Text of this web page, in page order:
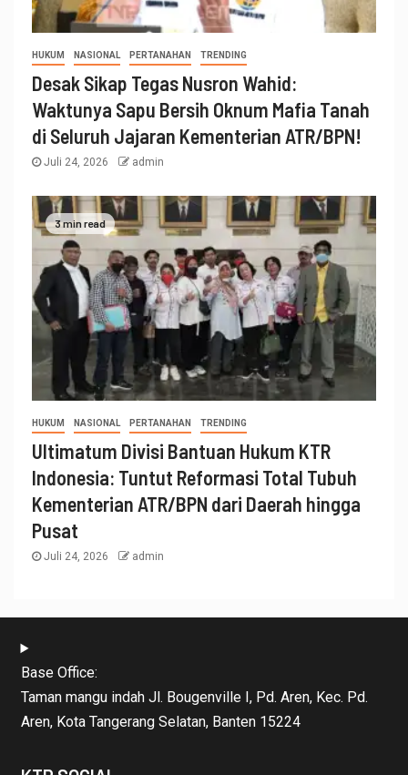
HUKUM NASIONAL PERTANAHAN TRENDING
Desak Sikap Tegas Nusron Wahid:
Waktunya Sapu Bersih Oknum Mafia Tanah
di Seluruh Jajaran Kementerian ATR/BPN!
Juli 24, 2026 admin
3 min read
HUKUM NASIONAL PERTANAHAN TRENDING
Ultimatum Divisi Bantuan Hukum KTR
Indonesia: Tuntut Reformasi Total Tubuh
Kementerian ATR/BPN dari Daerah hingga
Pusat
Juli 24, 2026 admin
Base Office:
Taman mangu indah Jl. Bougenville I, Pd. Aren, Kec. Pd.
Aren, Kota Tangerang Selatan, Banten 15224